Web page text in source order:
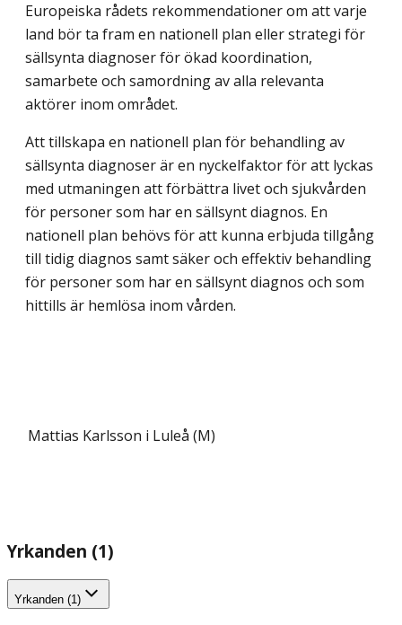
Europeiska rådets rekommendationer om att varje
land bör ta fram en nationell plan eller strategi för
sällsynta diagnoser för ökad koordination,
samarbete och samordning av alla relevanta
aktörer inom området.
Att tillskapa en nationell plan för behandling av
sällsynta diagnoser är en nyckel­faktor för att lyckas
med utmaningen att förbättra livet och sjukvården
för personer som har en sällsynt diagnos. En
nationell plan behövs för att kunna erbjuda tillgång
till tidig diagnos samt säker och effektiv behandling
för personer som har en sällsynt diagnos och som
hittills är hemlösa inom vården.
Mattias Karlsson i Luleå (M)
Yrkanden (1)
Yrkanden (1)